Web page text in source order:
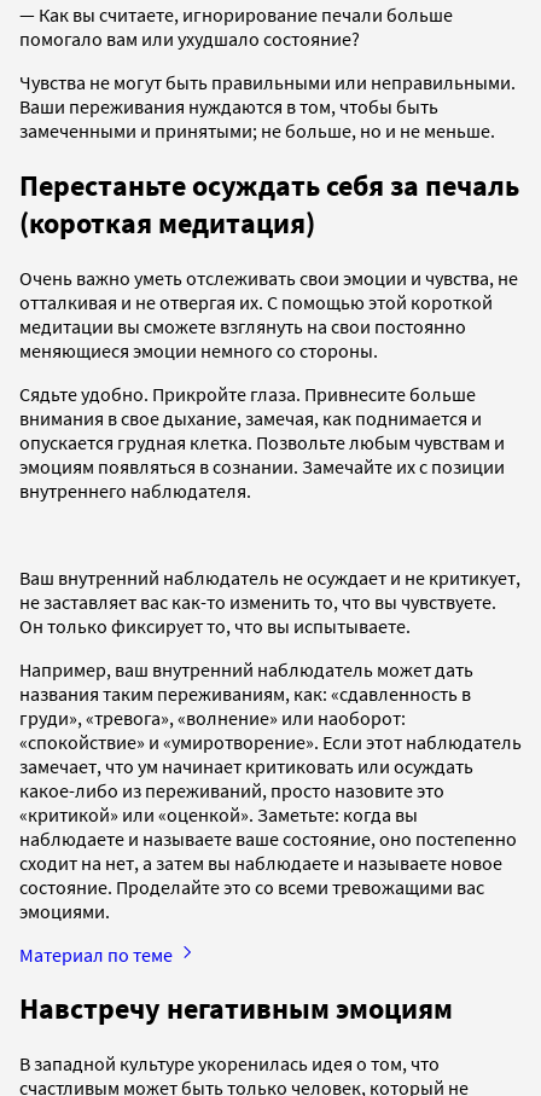
— Как вы считаете, игнорирование печали больше
помогало вам или ухудшало состояние?
Чувства не могут быть правильными или неправильными.
Ваши переживания нуждаются в том, чтобы быть
замеченными и принятыми; не больше, но и не меньше.
Перестаньте осуждать себя за печаль
(короткая медитация)
Очень важно уметь отслеживать свои эмоции и чувства, не
отталкивая и не отвергая их. С помощью этой короткой
медитации вы сможете взглянуть на свои постоянно
меняющиеся эмоции немного со стороны.
Сядьте удобно. Прикройте глаза. Привнесите больше
внимания в свое дыхание, замечая, как поднимается и
опускается грудная клетка. Позвольте любым чувствам и
эмоциям появляться в сознании. Замечайте их с позиции
внутреннего наблюдателя.
Ваш внутренний наблюдатель не осуждает и не критикует,
не заставляет вас как-то изменить то, что вы чувствуете.
Он только фиксирует то, что вы испытываете.
Например, ваш внутренний наблюдатель может дать
названия таким переживаниям, как: «сдавленность в
груди», «тревога», «волнение» или наоборот:
«спокойствие» и «умиротворение». Если этот наблюдатель
замечает, что ум начинает критиковать или осуждать
какое-либо из переживаний, просто назовите это
«критикой» или «оценкой». Заметьте: когда вы
наблюдаете и называете ваше состояние, оно постепенно
сходит на нет, а затем вы наблюдаете и называете новое
состояние. Проделайте это со всеми тревожащими вас
эмоциями.
Материал по теме
Навстречу негативным эмоциям
В западной культуре укоренилась идея о том, что
счастливым может быть только человек, который не